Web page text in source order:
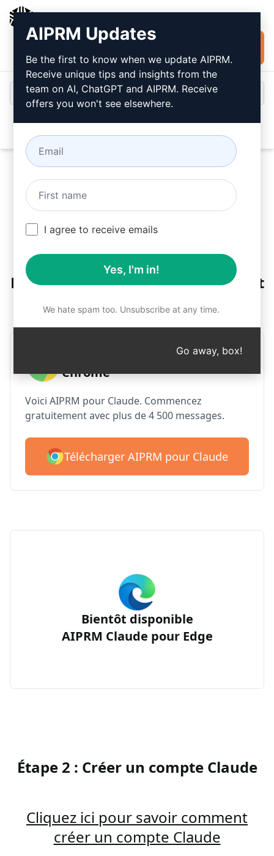
gratuitement
Essayez ceClaude Prompt
maintenant
Étape 1 : Télécharger gratuitement
l'AIPRM
AIPRM Claude pour Google
Chrome
Voici AIPRM pour Claude. Commencez
gratuitement avec plus de 4 500 messages.
Télécharger AIPRM pour Claude
Bientôt disponible
AIPRM Claude pour Edge
Étape 2 : Créer un compte Claude
Cliquez ici pour savoir comment
créer un compte Claude
AIPRM Updates
Be the first to know when we update AIPRM.
Receive unique tips and insights from the
team on AI, ChatGPT and AIPRM. Receive
offers you won't see elsewhere.
I agree to receive emails
Yes, I'm in!
We hate spam too. Unsubscribe at any time.
Go away, box!